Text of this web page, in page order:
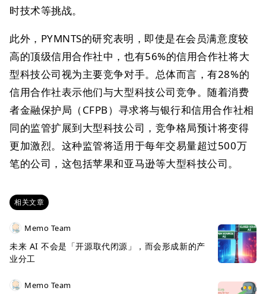
时技术等挑战。
此外，PYMNTS的研究表明，即使是在会员满意度较
高的顶级信用合作社中，也有56%的信用合作社将大
型科技公司视为主要竞争对手。总体而言，有28%的
信用合作社表示他们与大型科技公司竞争。随着消费
者金融保护局（CFPB）寻求将与银行和信用合作社相
同的监管扩展到大型科技公司，竞争格局预计将变得
更加激烈。这种监管将适用于每年交易量超过500万
笔的公司，这包括苹果和亚马逊等大型科技公司。
相关文章
Memo Team
未来 AI 不会是「开源取代闭源」，而会形成新的产
业分工
Memo Team